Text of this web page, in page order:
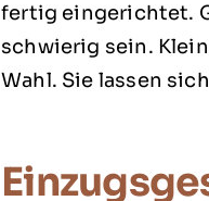
fertig eingerichtet.
schwierig sein.
Wahl. Sie lassen